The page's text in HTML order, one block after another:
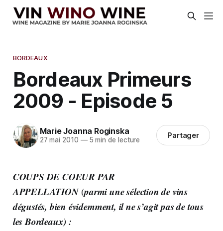
BORDEAUX
Bordeaux Primeurs
2009 - Episode 5
Marie Joanna Roginska
27 mai 2010 —5 min de lecture Partager
COUPS DE COEUR PAR
APPELLATION (parmi une sélection de vins
dégustés, bien évidemment, il ne s’agit pas de tous
les Bordeaux) :